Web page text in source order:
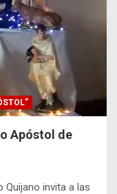
Apóstol de
Quijano invita a las